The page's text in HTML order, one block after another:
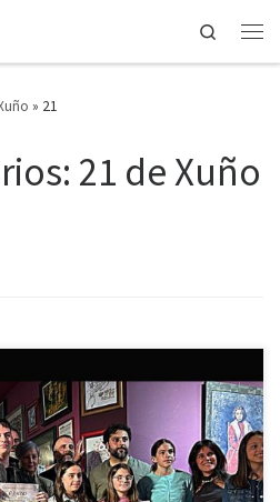
Search
» 21
21 de Xuño
Portas Ártabras, O Facho celebrou a
de Teatro Infantil Manuel
de Nenas e Nenos para Nenas e